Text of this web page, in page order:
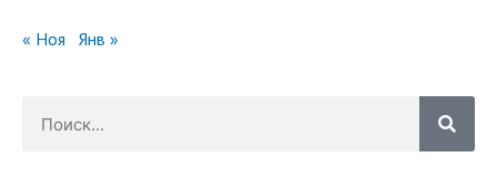
« Ноя Янв »